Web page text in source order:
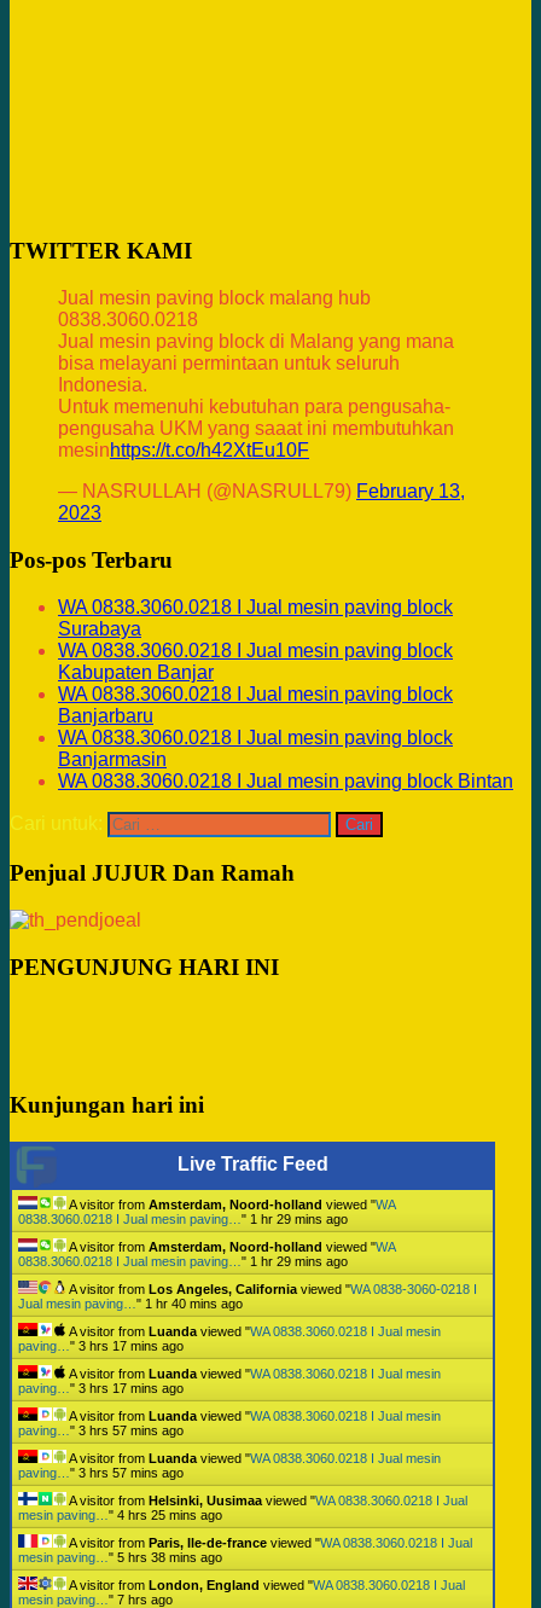
TWITTER KAMI
Jual mesin paving block malang hub
0838.3060.0218
Jual mesin paving block di Malang yang mana
bisa melayani permintaan untuk seluruh
Indonesia.
Untuk memenuhi kebutuhan para pengusaha-
pengusaha UKM yang saaat ini membutuhkan
mesinhttps://t.co/h42XtEu10F
— NASRULLAH (@NASRULL79) February 13,
2023
Pos-pos Terbaru
WA 0838.3060.0218 I Jual mesin paving block
Surabaya
WA 0838.3060.0218 I Jual mesin paving block
Kabupaten Banjar
WA 0838.3060.0218 I Jual mesin paving block
Banjarbaru
WA 0838.3060.0218 I Jual mesin paving block
Banjarmasin
WA 0838.3060.0218 I Jual mesin paving block Bintan
Cari untuk:
Penjual JUJUR Dan Ramah
PENGUNJUNG HARI INI
Kunjungan hari ini
Live Traffic Feed
A visitor from Amsterdam, Noord-holland viewed "WA
0838.3060.0218 I Jual mesin paving… " 1 hr 29 mins ago
A visitor from Amsterdam, Noord-holland viewed "WA
0838.3060.0218 I Jual mesin paving… " 1 hr 29 mins ago
A visitor from Los Angeles, California viewed "WA 0838-3060-0218 I
Jual mesin paving… " 1 hr 40 mins ago
A visitor from Luanda viewed "WA 0838.3060.0218 I Jual mesin
paving… " 3 hrs 17 mins ago
A visitor from Luanda viewed "WA 0838.3060.0218 I Jual mesin
paving… " 3 hrs 17 mins ago
A visitor from Luanda viewed "WA 0838.3060.0218 I Jual mesin
paving… " 3 hrs 57 mins ago
A visitor from Luanda viewed "WA 0838.3060.0218 I Jual mesin
paving… " 3 hrs 57 mins ago
A visitor from Helsinki, Uusimaa viewed "WA 0838.3060.0218 I Jual
mesin paving… " 4 hrs 25 mins ago
A visitor from Paris, Ile-de-france viewed "WA 0838.3060.0218 I Jual
mesin paving… " 5 hrs 38 mins ago
A visitor from London, England viewed "WA 0838.3060.0218 I Jual
mesin paving… " 7 hrs ago